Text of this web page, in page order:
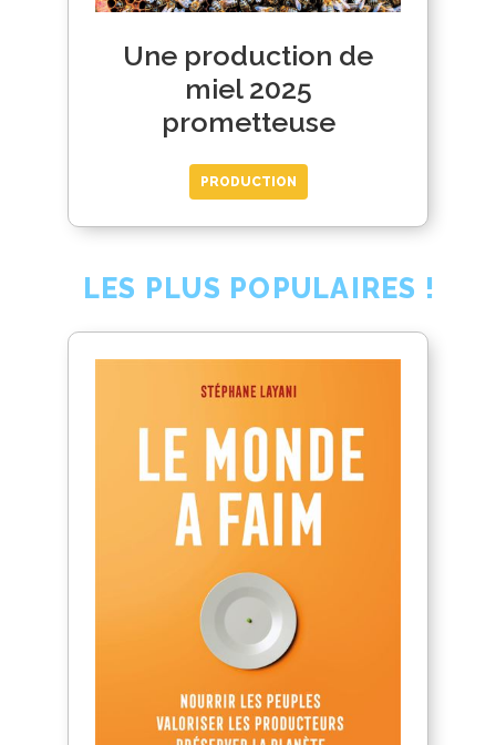
Une production de
miel 2025
prometteuse
PRODUCTION
LES PLUS POPULAIRES !